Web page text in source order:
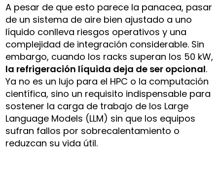
A pesar de que esto parece la panacea, pasar
de un sistema de aire bien ajustado a uno
líquido conlleva riesgos operativos y una
complejidad de integración considerable. Sin
embargo, cuando los racks superan los 50 kW,
la refrigeración líquida deja de ser opcional.
Ya no es un lujo para el HPC o la computación
científica, sino un requisito indispensable para
sostener la carga de trabajo de los Large
Language Models (LLM) sin que los equipos
sufran fallos por sobrecalentamiento o
reduzcan su vida útil.